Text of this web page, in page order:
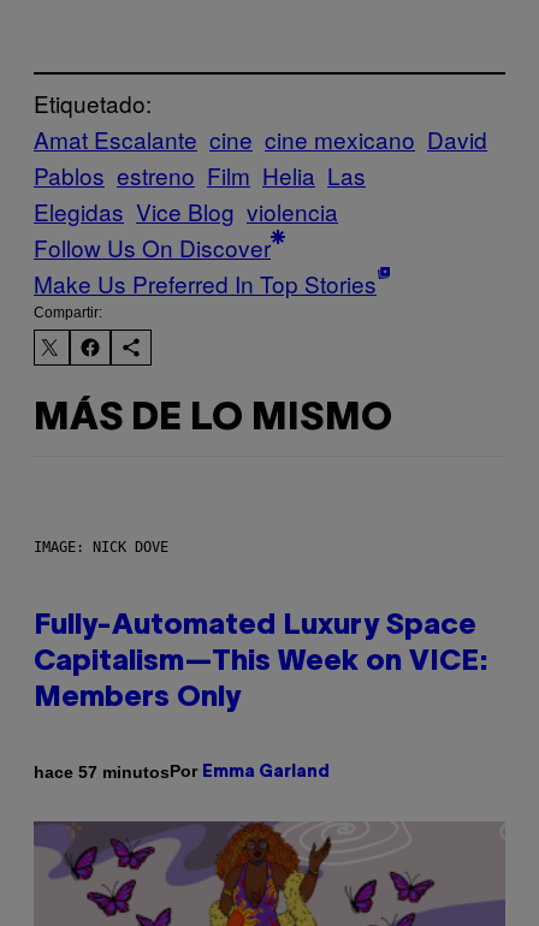
Etiquetado:
Amat Escalante cine cine mexicano David
Pablos estreno Film Helia Las
Elegidas Vice Blog violencia
Follow Us On Discover
Make Us Preferred In Top Stories
Compartir:
MÁS DE LO MISMO
IMAGE: NICK DOVE
Fully-Automated Luxury Space
Capitalism—This Week on VICE:
Members Only
hace 57 minutosPor Emma Garland